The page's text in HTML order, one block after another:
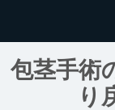
包茎手術
り